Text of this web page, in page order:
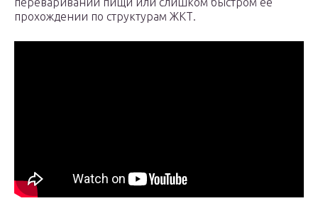
прохождении по структурам ЖКТ.